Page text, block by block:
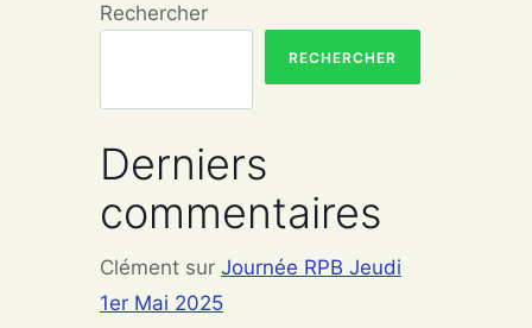
Rechercher
RECHERCHER
Derniers
commentaires
Clément sur Journée RPB Jeudi
1er Mai 2025